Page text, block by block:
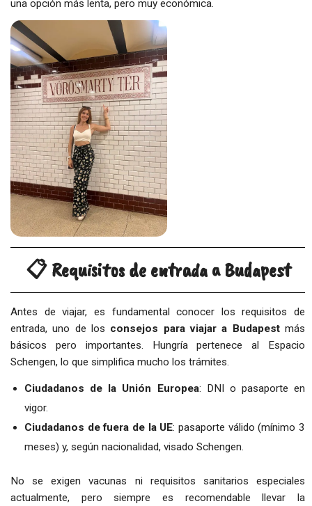
una opción más lenta, pero muy económica.
📋 Requisitos de entrada a Budapest
Antes de viajar, es fundamental conocer los requisitos de
entrada, uno de los consejos para viajar a Budapestmás
básicos pero importantes. Hungría pertenece al Espacio
Schengen, lo que simplifica mucho los trámites.
Ciudadanos de la Unión Europea: DNI o pasaporte en
vigor.
Ciudadanos de fuera de la UE: pasaporte válido (mínimo 3
meses) y, según nacionalidad, visado Schengen.
No se exigen vacunas ni requisitos sanitarios especiales
actualmente, pero siempre es recomendable llevar la